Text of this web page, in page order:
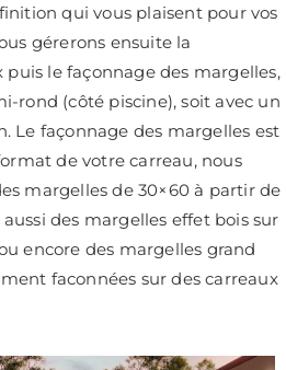
qui vous plaisent pour vos
gérerons ensuite la
le façonnage des margelles,
rond (côté piscine), soit avec un
Le façonnage des margelles est
de votre carreau, nous
margelles de 30×60 à partir de
des margelles effet bois sur
encore des margelles grand
faconnées sur des carreaux